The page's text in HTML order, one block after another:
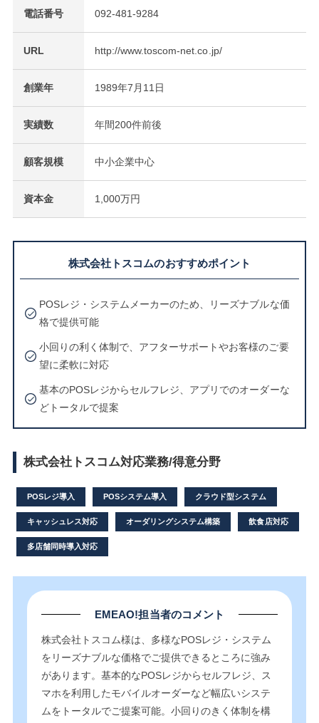
電話番号 092-481-9284
URL http://www.toscom-net.co.jp/
創業年 1989年7月11日
実績数 年間200件前後
顧客規模 中小企業中心
資本金 1,000万円
株式会社トスコムのおすすめポイント
POSレジ・システムメーカーのため、リーズナブルな価
格で提供可能
小回りの利く体制で、アフターサポートやお客様のご要
望に柔軟に対応
基本のPOSレジからセルフレジ、アプリでのオーダーな
どトータルで提案
株式会社トスコム対応業務/得意分野
POSレジ導入 POSシステム導入 クラウド型システム
キャッシュレス対応 オーダリングシステム構築 飲食店対応
多店舗同時導入対応
EMEAO!担当者のコメント
株式会社トスコム様は、多様なPOSレジ・システム
をリーズナブルな価格でご提供できるところに強み
があります。基本的なPOSレジからセルフレジ、ス
マホを利用したモバイルオーダーなど幅広いシステ
ムをトータルでご提案可能。小回りのきく体制を構